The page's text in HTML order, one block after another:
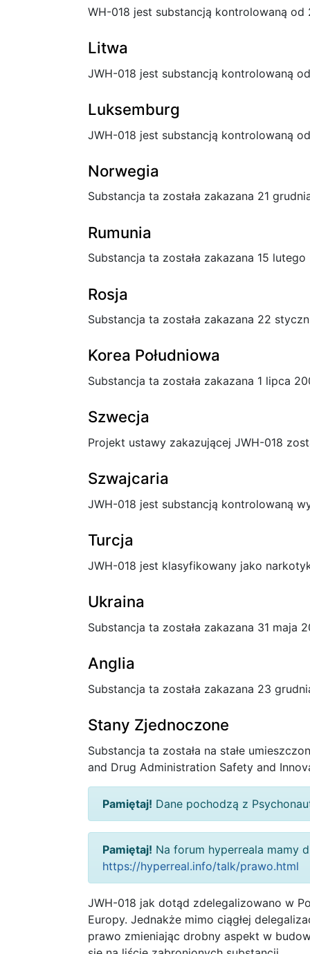
WH-018 jest substancją kontrolowaną
Litwa
JWH-018 jest substancją kontrolowaną
Luksemburg
JWH-018 jest substancją kontrolowaną
Norwegia
Substancja ta została zakazana 21
Rumunia
Substancja ta została zakazana 15
Rosja
Substancja ta została zakazana 22
Korea Południowa
Substancja ta została zakazana 1 lipca
Szwecja
Projekt ustawy zakazującej JWH-018
Szwajcaria
JWH-018 jest substancją kontrolowaną
Turcja
JWH-018 jest klasyfikowany jako
Ukraina
Substancja ta została zakazana 31 maja
Anglia
Substancja ta została zakazana 23
Stany Zjednoczone
Substancja ta została na stałe
and Drug Administration Safety and
Pamiętaj! Dane pochodzą z
Pamiętaj! Na forum hyperreala mamy
https://hyperreal.info/talk/prawo.html
JWH-018 jak dotąd zdelegalizowano w
Europy. Jednakże mimo ciągłej
prawo zmieniając drobny aspekt w